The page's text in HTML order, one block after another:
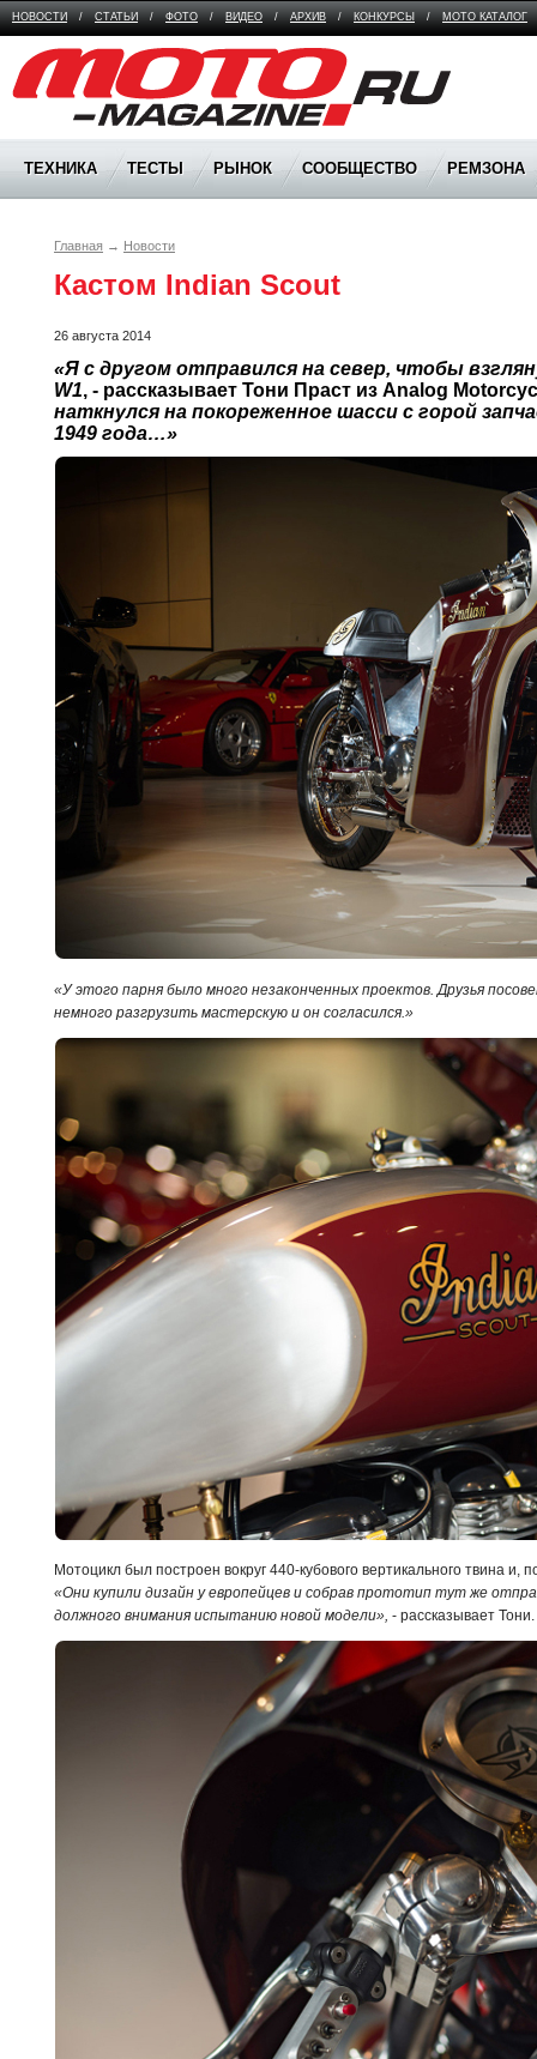
НОВОСТИ / СТАТЬИ / ФОТО / ВИДЕО / АРХИВ / КОНКУРСЫ / МОТО КАТАЛОГ
Moto Magazine
ТЕХНИКА ТЕСТЫ РЫНОК СООБЩЕСТВО РЕМЗОНА
Главная → Новости
Кастом Indian Scout
26 августа 2014
«Я с другом отправился на север, чтобы
W1, - рассказывает Тони Праст из Analog
наткнулся на покореженное шасси с горой
1949 года…»
«У этого парня было много незаконченных проектов. Друзья
немного разгрузить мастерскую и он согласился.»
Мотоцикл был построен вокруг 440-кубового вертикального твина
«Они купили дизайн у европейцев и собрав прототип тут же
должного внимания испытанию новой модели», - рассказывает Тони.